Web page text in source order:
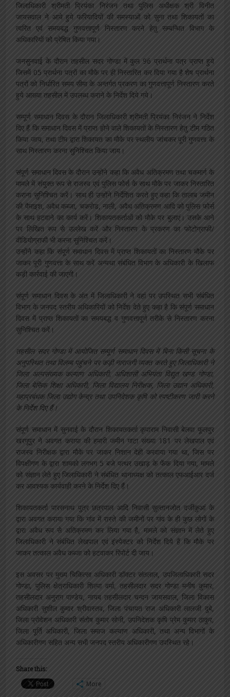
जिलाधिकारी श्रीमती प्रियंका निरंजन तथा पुलिस अधीक्षक श्री विनीत
जायसवाल ने आये हुये फरियादियों की समस्याओं को सुना तथा शिकायतों का
त्वरित एवं समयबद्ध गुणवत्तापूर्ण निस्तारण करने हेतु सम्बन्धित विभाग के
अधिकारियों को प्रेषित किया गया।
जनसुनवाई के दौरान तहसील सदर गोण्डा में कुल 96 प्रार्थना पत्र प्राप्त हुये
जिसमें 05 प्रार्थना पत्रों का मौके पर ही निस्तारित कर दिया गया है शेष प्रार्थना
पत्रों को निर्धारित समय सीमा के अन्तर्गत प्रकरण का गुणवत्तापूर्ण निस्तारण करते
हुये आख्या तहसील में उपलब्ध कराने के निर्देश दिये गये।
सम्पूर्ण समाधान दिवस के दौरान जिलाधिकारी श्रीमती प्रियंका निरंजन ने निर्देश
दिए हैं कि समाधान दिवस में प्राप्त होने वाले शिकायतों के निस्तारण हेतु टीम गठित
किया जाय, तथा टीम द्वारा शिकायत का मौके पर स्थलीय जांचकर पूरी गुणवत्ता के
साथ निस्तारण करना सुनिश्चित किया जाय।
संपूर्ण समाधान दिवस के दौरान उन्होंने कहा कि अवैध अतिक्रमण तथा चकमार्ग के
मामले में संयुक्त रूप से राजस्व एवं पुलिस फोर्स के साथ मौके पर जाकर निस्तारित
कराना सुनिश्चित करें। साथ ही उन्होंने निर्देशित करते हुए कहा कि तालाब जमीन
की पैमाइश, अवैध कब्जा, चकरोड, नाली, अवैध अतिक्रमण आदि को पुलिस फोर्स
के साथ हटवाने का कार्य करें। शिकायतकर्ताओं को मौके पर बुलाएं। उसके आने
पर लिखित रूप से उल्लेख करें और निस्तारण के प्रकरण का फोटोग्राफी/
वीडियोग्राफी भी करना सुनिश्चित करें।
उन्होंने कहा कि संपूर्ण समाधान दिवस में प्राप्त शिकायतों का निस्तारण मौके पर
जाकर पूरी गुणवत्ता के साथ करें अन्यथा संबंधित विभाग के अधिकारी के खिलाफ
कड़ी कार्रवाई की जाएगी।
संपूर्ण समाधान दिवस के अंत में जिलाधिकारी ने वहां पर उपस्थित सभी संबंधित
विभाग के जनपद स्तरीय अधिकारियों को निर्देश देते हुए कहा है कि संपूर्ण समाधान
दिवस में प्राप्त शिकायतों का समयबद्ध व गुणवत्तापूर्ण तरीके से निस्तारण करना
सुनिश्चित करें।
तहसील सदर गोण्डा में आयोजित सम्पूर्ण समाधान दिवस में बिना किसी सूचना के
अनुपस्थित तथा विलम्ब पहुंचने पर कड़ी नाराजगी व्यक्त करते हुए जिलाधिकारी ने
जिला अल्पसंख्यक कल्याण अधिकारी, अधिशासी अभियंता विद्युत खण्ड गोण्डा,
जिला बेसिक शिक्षा अधिकारी, जिला विद्यालय निरीक्षक, जिला उद्यान अधिकारी,
महाप्रबंधक जिला उद्योग केन्द्र तथा उपनिदेशक कृषि को स्पष्टीकरण जारी करने
के निर्देश दिए हैं।
संपूर्ण समाधान में सुनवाई के दौरान शिकायतकर्ता कृपाराम निवासी बेलवा फूलपुर
खरगूपुर ने अवगत कराया की हमारी जमीन गाटा संख्या 181 पर लेखपाल एवं
राजस्व निरीक्षक द्वारा मौके पर जाकर निशान देही करवाया गया था, जिस पर
विपक्षीगण के द्वारा शामको लगभग 5 बजे पत्थर उखाड़ के फेंक दिया गया, मामले
को संज्ञान लेते हुए जिलाधिकारी ने संबंधित थानाध्यक्ष को तत्काल एफआईआर दर्ज
कर आवश्यक कार्यवाही करने के निर्देश दिए हैं।
शिकायतकर्ता पारसनाथ पुत्र छत्रपाल आदि निवासी सुल्तानजोत दर्जीकुआं के
द्वारा अवगत कराया गया कि गांव में रास्ते की जमीनों पर गांव के ही कुछ लोगों के
द्वारा अवैध रूप से अतिक्रमण कर लिया गया है, मामले को संज्ञान में लेते हुए
जिलाधिकारी ने संबंधित लेखपाल एवं इंस्पेक्टर को निर्देश दिये हैं कि मौके पर
जाकर तत्काल अवैध कब्जा को हटवाकर रिपोर्ट दी जाय।
इस अवसर पर मुख्य चिकित्सा अधिकारी डॉक्टर संतलाल, उपजिलाधिकारी सदर
गोण्डा, पुलिस क्षेत्राधिकारी शिल्पा वर्मा, तहसीलदार सदर गोण्डा मनीष कुमार,
तहसीलदार अनुराग पाण्डेय, नायब तहसीलदार चन्दन जायसवाल, जिला विकास
अधिकारी सुशील कुमार श्रीवास्तव, जिला पंचायत राज अधिकारी लालजी दुबे,
जिला प्रोवेशन अधिकारी संतोष कुमार सोनी, उपनिदेशक कृषि प्रेम कुमार ठाकुर,
जिला पूर्ति अधिकारी, जिला समाज कल्याण अधिकारी, तथा अन्य विभागों के
अधिकारीगण सहित अन्य सभी जनपद स्तरीय अधिकारीगण उपस्थित रहे।
Share this:
More